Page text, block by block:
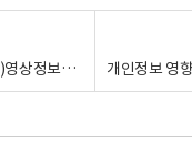
(공공기관/민간분야)영상정보처리기기 설치운영 가이드라인 (2020.12. 개정)